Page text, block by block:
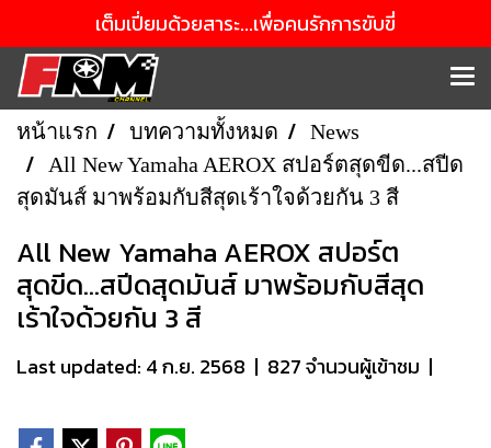
เต็มเปี่ยมด้วยสาระ...เพื่อคนรักการขับขี่
หน้าแรก บทความทั้งหมด
News
All New Yamaha AEROX สปอร์ตสุดขีด...สปีด
สุดมันส์ มาพร้อมกับสีสุดเร้าใจด้วยกัน 3 สี
All New Yamaha AEROX สปอร์ต
สุดขีด...สปีดสุดมันส์ มาพร้อมกับสีสุด
เร้าใจด้วยกัน 3 สี
Last updated: 4 ก.ย. 2568 | 827 จำนวนผู้เข้าชม |